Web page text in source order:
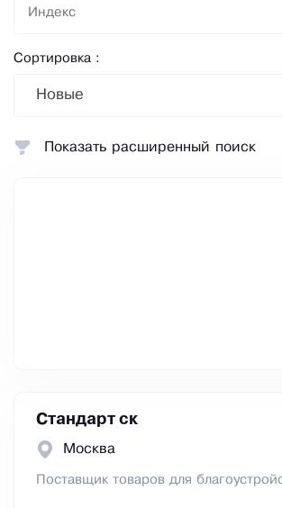
Сортировка :
Новые
Стандарт ск
Москва
Поставщик товаров для
Показать расширенный поиск